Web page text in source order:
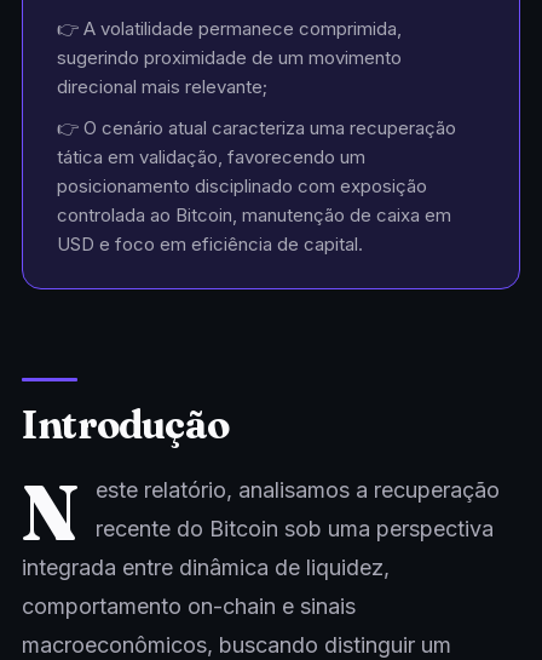
👉 A volatilidade permanece comprimida,
sugerindo proximidade de um movimento
direcional mais relevante;
👉 O cenário atual caracteriza uma recuperação
tática em validação, favorecendo um
posicionamento disciplinado com exposição
controlada ao Bitcoin, manutenção de caixa em
USD e foco em eficiência de capital.
Introdução
N
este relatório, analisamos a recuperação
recente do Bitcoin sob uma perspectiva
integrada entre dinâmica de liquidez,
comportamento on-chain e sinais
macroeconômicos, buscando distinguir um